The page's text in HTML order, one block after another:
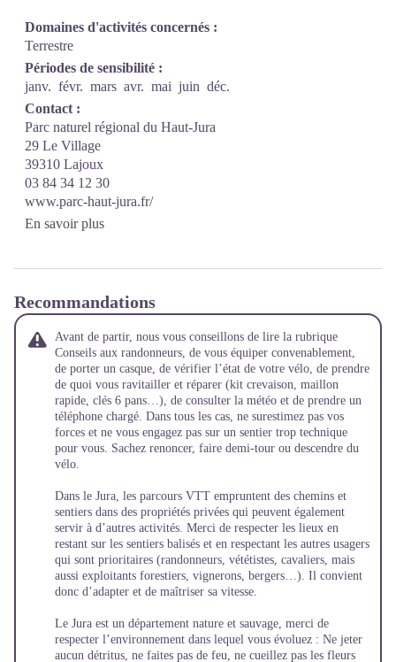
Domaines d'activités concernés :
Terrestre
Périodes de sensibilité :
janv. févr. mars avr. mai juin déc.
Contact :
Parc naturel régional du Haut-Jura
29 Le Village
39310 Lajoux
03 84 34 12 30
www.parc-haut-jura.fr/
En savoir plus
Recommandations
Avant de partir, nous vous conseillons de lire la rubrique
Conseils aux randonneurs, de vous équiper convenablement,
de porter un casque, de vérifier l’état de votre vélo, de prendre
de quoi vous ravitailler et réparer (kit crevaison, maillon
rapide, clés 6 pans…), de consulter la météo et de prendre un
téléphone chargé. Dans tous les cas, ne surestimez pas vos
forces et ne vous engagez pas sur un sentier trop technique
pour vous. Sachez renoncer, faire demi-tour ou descendre du
vélo.
Dans le Jura, les parcours VTT empruntent des chemins et
sentiers dans des propriétés privées qui peuvent également
servir à d’autres activités. Merci de respecter les lieux en
restant sur les sentiers balisés et en respectant les autres usagers
qui sont prioritaires (randonneurs, vététistes, cavaliers, mais
aussi exploitants forestiers, vignerons, bergers…). Il convient
donc d’adapter et de maîtriser sa vitesse.
Le Jura est un département nature et sauvage, merci de
respecter l’environnement dans lequel vous évoluez : Ne jeter
aucun détritus, ne faites pas de feu, ne cueillez pas les fleurs